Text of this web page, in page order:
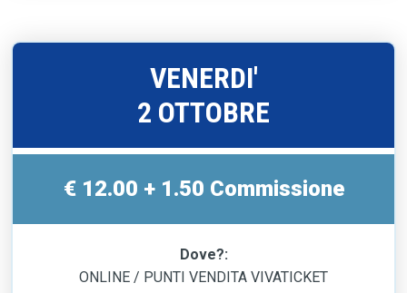
VENERDI'
2 OTTOBRE
€ 12.00 + 1.50 Commissione
Dove?:
ONLINE / PUNTI VENDITA VIVATICKET